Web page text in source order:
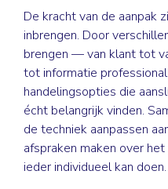
De kracht van de aanpak
inbrengen. Door
brengen — van klant tot
tot informatie
handelingsopties die
écht belangrijk vinden.
de techniek aanpassen
afspraken maken over
ieder individueel kan doen.